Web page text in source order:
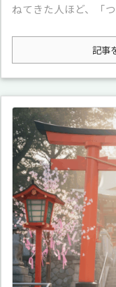
ねてきた人ほど、「
記事